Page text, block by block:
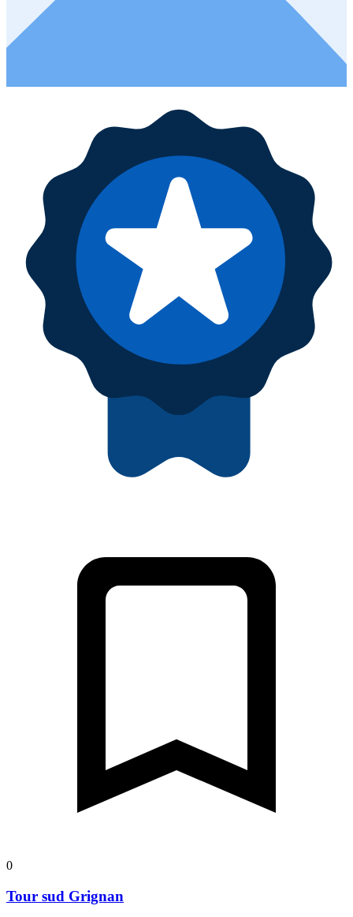
0
Tour sud Grignan